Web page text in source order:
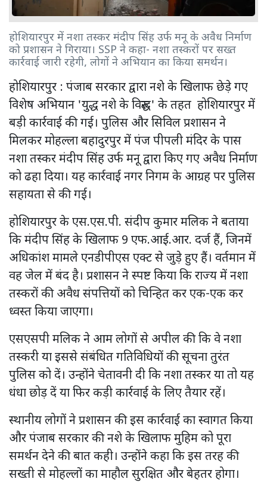
होशियारपुर में नशा तस्कर मंदीप सिंह उर्फ मनू के अवैध निर्माण
को प्रशासन ने गिराया। SSP ने कहा- नशा तस्करों पर सख्त
कार्रवाई जारी रहेगी, लोगों ने अभियान का किया समर्थन।
होशियारपुर : पंजाब सरकार द्वारा नशे के खिलाफ छेड़े गए
विशेष अभियान 'युद्ध नशे के विरुद्ध' के तहत होशियारपुर में
बड़ी कार्रवाई की गई। पुलिस और सिविल प्रशासन ने
मिलकर मोहल्ला बहादुरपुर में पंज पीपली मंदिर के पास
नशा तस्कर मंदीप सिंह उर्फ मनू द्वारा किए गए अवैध निर्माण
को ढहा दिया। यह कार्रवाई नगर निगम के आग्रह पर पुलिस
सहायता से की गई।
होशियारपुर के एस.एस.पी. संदीप कुमार मलिक ने बताया
कि मंदीप सिंह के खिलाफ 9 एफ.आई.आर. दर्ज हैं, जिनमें
अधिकांश मामले एनडीपीएस एक्ट से जुड़े हुए हैं। वर्तमान में
वह जेल में बंद है। प्रशासन ने स्पष्ट किया कि राज्य में नशा
तस्करों की अवैध संपत्तियों को चिन्हित कर एक-एक कर
ध्वस्त किया जाएगा।
एसएसपी मलिक ने आम लोगों से अपील की कि वे नशा
तस्करी या इससे संबंधित गतिविधियों की सूचना तुरंत
पुलिस को दें। उन्होंने चेतावनी दी कि नशा तस्कर या तो यह
धंधा छोड़ दें या फिर कड़ी कार्रवाई के लिए तैयार रहें।
स्थानीय लोगों ने प्रशासन की इस कार्रवाई का स्वागत किया
और पंजाब सरकार की नशे के खिलाफ मुहिम को पूरा
समर्थन देने की बात कही। उन्होंने कहा कि इस तरह की
सख्ती से मोहल्लों का माहौल सुरक्षित और बेहतर होगा।